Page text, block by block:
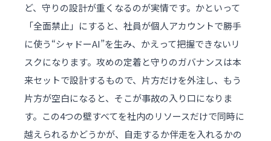
ど、守りの設計が重くなるのが実情です。かといって
「全面禁止」にすると、社員が個人アカウントで勝手
に使う“シャドーAI”を生み、かえって把握できないリ
スクになります。攻めの定着と守りのガバナンスは本
来セットで設計するもので、片方だけを外注し、もう
片方が空白になると、そこが事故の入り口になりま
す。この4つの壁すべてを社内のリソースだけで同時に
越えられるかどうかが、自走するか伴走を入れるかの